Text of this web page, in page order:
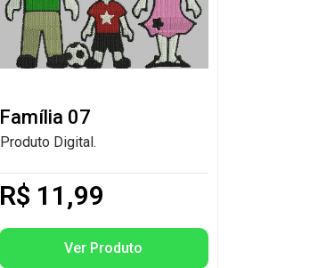
Família 07
Produto Digital.
R$ 11,99
Ver Produto